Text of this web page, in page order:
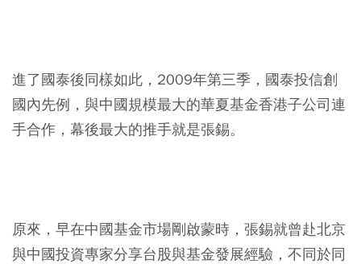
進了國泰後同樣如此，2009年第三季，國泰投信創
國內先例，與中國規模最大的華夏基金香港子公司連
手合作，幕後最大的推手就是張錫。
原來，早在中國基金市場剛啟蒙時，張錫就曾赴北京
與中國投資專家分享台股與基金發展經驗，不同於同